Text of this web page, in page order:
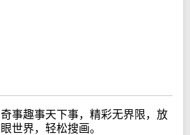
奇事趣事天下事，精彩无界限，放
眼世界，轻松搜画。